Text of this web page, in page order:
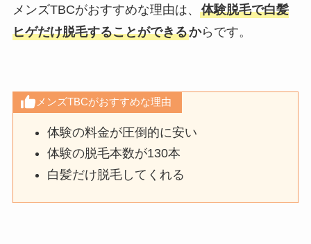
メンズTBCがおすすめな理由は、 体験脱毛で白髪
ヒゲだけ脱毛することができるからです。
メンズTBCがおすすめな理由
体験の料金が圧倒的に安い
体験の脱毛本数が130本
白髪だけ脱毛してくれる